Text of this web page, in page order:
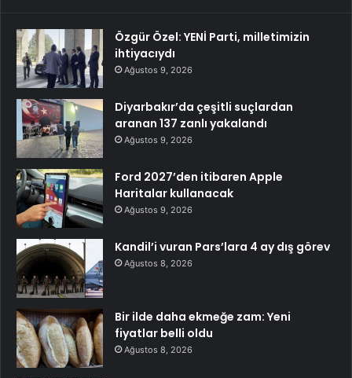
Özgür Özel: YENİ Parti, milletimizin
ihtiyacıydı
Ağustos 9, 2026
Diyarbakır’da çeşitli suçlardan
aranan 137 zanlı yakalandı
Ağustos 9, 2026
Ford 2027’den itibaren Apple
Haritalar kullanacak
Ağustos 9, 2026
Kandil’i vuran Pars’lara 4 ay dış görev
Ağustos 8, 2026
Bir ilde daha ekmeğe zam: Yeni
fiyatlar belli oldu
Ağustos 8, 2026